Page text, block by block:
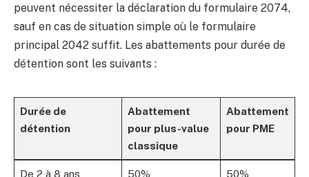
peuvent nécessiter la déclaration du formulaire 2074,
sauf en cas de situation simple où le formulaire
principal 2042 suffit. Les abattements pour durée de
détention sont les suivants :
Durée de
détention
Abattement
pour plus-value
classique
Abattement
pour PME
De 2 à 8 ans 50% 50%